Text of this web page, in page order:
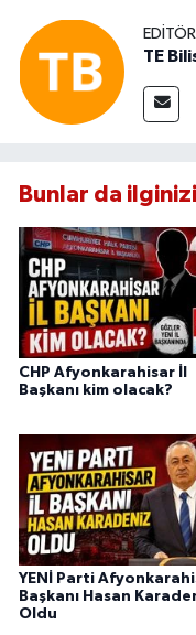
TE
Bunlar da
CHP Afyonkarahisar İl
Başkanı kim olacak?
YENİ Parti
Başkanı Hasan
Oldu